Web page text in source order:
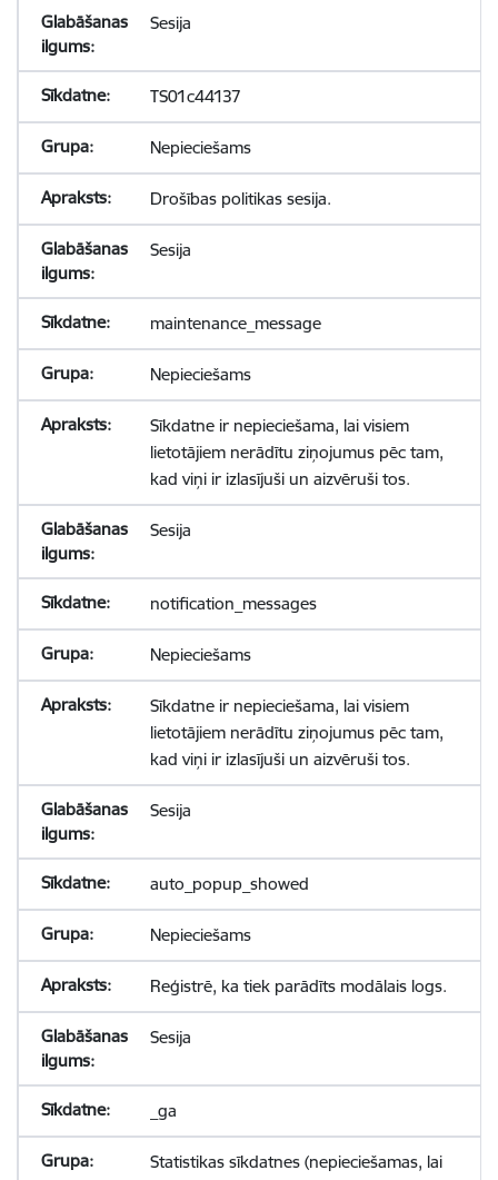
Sesija
TS01c44137
Nepieciešams
Drošības politikas sesija.
Sesija
maintenance_message
Nepieciešams
Sīkdatne ir nepieciešama, lai visiem
lietotājiem nerādītu ziņojumus pēc tam,
kad viņi ir izlasījuši un aizvēruši tos.
Sesija
notification_messages
Nepieciešams
Sīkdatne ir nepieciešama, lai visiem
lietotājiem nerādītu ziņojumus pēc tam,
kad viņi ir izlasījuši un aizvēruši tos.
Sesija
auto_popup_showed
Nepieciešams
Reģistrē, ka tiek parādīts modālais logs.
Sesija
_ga
Statistikas sīkdatnes (nepieciešamas, lai